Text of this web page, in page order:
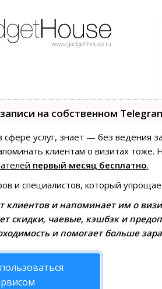
на собственном
сфере услуг, знает — без ведения
клиентам о визитах
первый месяц бесплатно.
и специалистов, который
клиентов и напоминает им о
скидки, чаевые, кэшбэк и
и помогает больше